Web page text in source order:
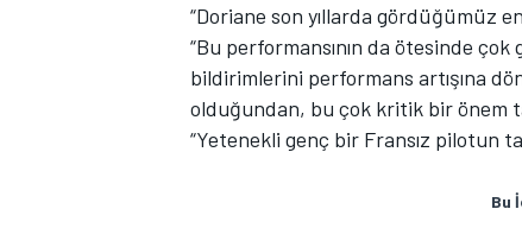
“Doriane son yıllarda gördüğümüz
“Bu performansının da ötesinde
bildirimlerini performans artışına
olduğundan, bu çok kritik bir önem
“Yetenekli genç bir Fransız pilotun
Bu